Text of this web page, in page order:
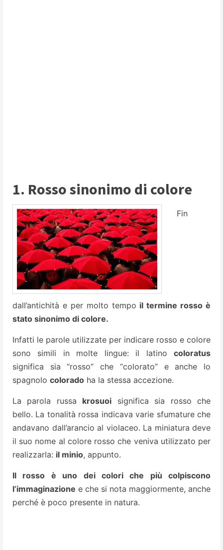
1. Rosso sinonimo di colore
Fin
dall’antichità e per molto tempo il termine rosso è
stato sinonimo di colore.
Infatti le parole utilizzate per indicare rosso e colore
sono simili in molte lingue: il latino coloratus
significa sia “rosso” che “colorato” e anche lo
spagnolo colorado ha la stessa accezione.
La parola russa krosuoi significa sia rosso che
bello. La tonalità rossa indicava varie sfumature che
andavano dall’arancio al violaceo. La miniatura deve
il suo nome al colore rosso che veniva utilizzato per
realizzarla: il minio, appunto.
Il rosso è uno dei colori che più colpiscono
l’immaginazione e che si nota maggiormente, anche
perché è poco presente in natura.